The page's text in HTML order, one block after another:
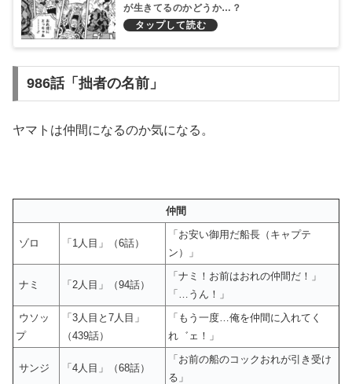
が生きてるのかどうか…？
986話「拙者の名前」
ヤマトは仲間になるのか気になる。
仲間
ゾロ 「1人目」（6話）
「お安い御用だ船長（キャプテ
ン）」
ナミ 「2人目」（94話）
「ナミ！お前はおれの仲間だ！」
「…うん！」
ウソッ
プ
「3人目と7人目」
（439話）
「もう一度…俺を仲間に入れてく
れ゛ェ！」
サンジ 「4人目」（68話）
「お前の船のコックおれが引き受け
る」